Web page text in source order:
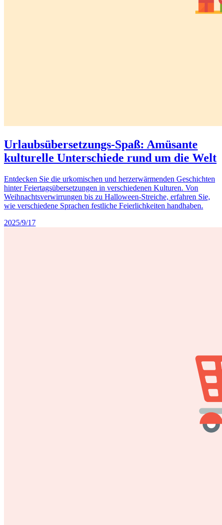
Urlaubsübersetzungs-Spaß: Amüsante
kulturelle Unterschiede rund um die Welt
Entdecken Sie die urkomischen und herzerwärmenden Geschichten
hinter Feiertagsübersetzungen in verschiedenen Kulturen. Von
Weihnachtsverwirrungen bis zu Halloween-Streiche, erfahren Sie,
wie verschiedene Sprachen festliche Feierlichkeiten handhaben.
2025/9/17